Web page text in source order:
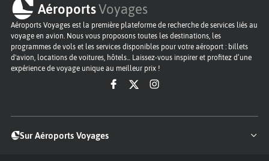
AéroportsVoyages
Aéroports Voyages est la première plateforme de recherche de services liés au
voyage en avion. Nous vous proposons toutes les destinations, les
programmes de vols et les services disponibles pour votre aéroport : billets
d'avion, locations de voitures, hôtels... Laissez-vous inspirer et profitez d’une
expérience de voyage unique au meilleur prix !
Sur Aéroports Voyages